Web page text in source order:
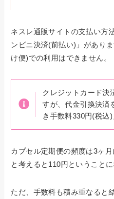
ネスレ通販サイトの支払い方
ンビニ決済(前払い)」があり
け便)での利用はできません。
クレジットカード決
すが、代金引換決済
き手数料330円(税込)
カプセル定期便の頻度は3ヶ
と考えると110円ということに
ただ、手数料も積み重なると